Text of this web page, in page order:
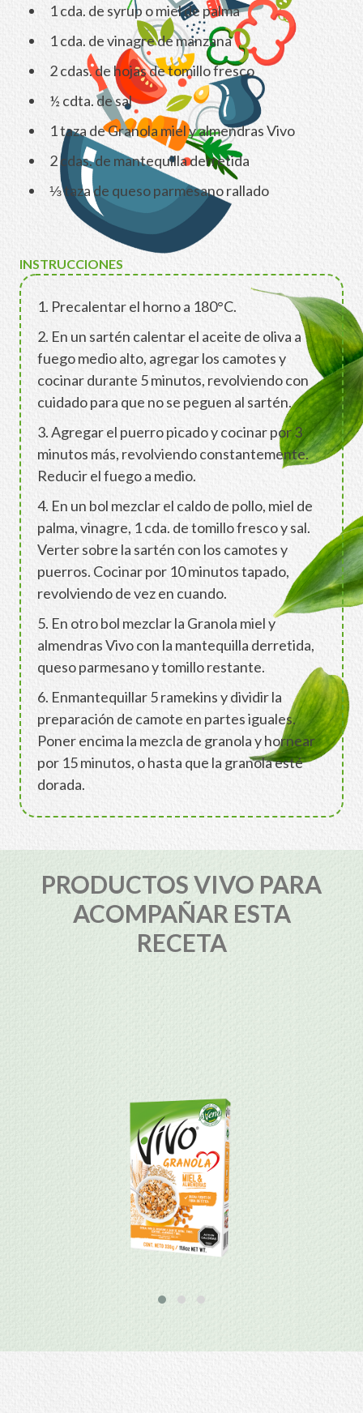
1 cda. de syrup o miel de palma
1 cda. de vinagre de manzana
2 cdas. de hojas de tomillo fresco
½ cdta. de sal
1 taza de Granola miel y almendras Vivo
2 cdas. de mantequilla derretida
⅓ taza de queso parmesano rallado
INSTRUCCIONES
1. Precalentar el horno a 180°C.
2. En un sartén calentar el aceite de oliva a
fuego medio alto, agregar los camotes y
cocinar durante 5 minutos, revolviendo con
cuidado para que no se peguen al sartén.
3. Agregar el puerro picado y cocinar por 3
minutos más, revolviendo constantemente.
Reducir el fuego a medio.
4. En un bol mezclar el caldo de pollo, miel de
palma, vinagre, 1 cda. de tomillo fresco y sal.
Verter sobre la sartén con los camotes y
puerros. Cocinar por 10 minutos tapado,
revolviendo de vez en cuando.
5. En otro bol mezclar la Granola miel y
almendras Vivo con la mantequilla derretida,
queso parmesano y tomillo restante.
6. Enmantequillar 5 ramekins y dividir la
preparación de camote en partes iguales.
Poner encima la mezcla de granola y hornear
por 15 minutos, o hasta que la granola esté
dorada.
PRODUCTOS VIVO PARA
ACOMPAÑAR ESTA
RECETA